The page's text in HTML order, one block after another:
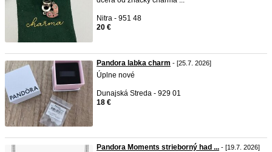
Nitra - 951 48
20 €
Pandora labka charm - [25.7. 2026]
Úplne nové
Dunajská Streda - 929 01
18 €
Pandora Moments strieborný had ... - [19.7. 2026]